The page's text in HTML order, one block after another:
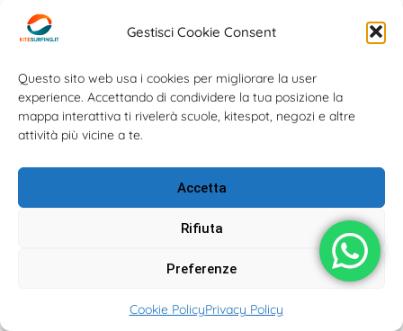
Gestisci Cookie Consent
Questo sito web usa i cookies per migliorare la user
experience. Accettando di condividere la tua posizione la
mappa interattiva ti rivelerà scuole, kitespot, negozi e altre
attività più vicine a te.
Accetta
Rifiuta
Preferenze
Cookie PolicyPrivacy Policy
«Oltre al kite, pratico abitualmente
wakeboard. Il fatto di praticare molti sport
da tavola mi consente di trovare un filo
conduttore che li lega l’uno con l’altro.
Trasportando le conoscenze da una
con più facilità o più semplicemente mi
sento a mio agio ogni volta che ho una
tavola sotto i piedi. Tuttavia per me il kite
rappresenta la disciplina numero uno e
sensazione di libertà che mi fa provare.
unica e mi da una scarica di adrenalina